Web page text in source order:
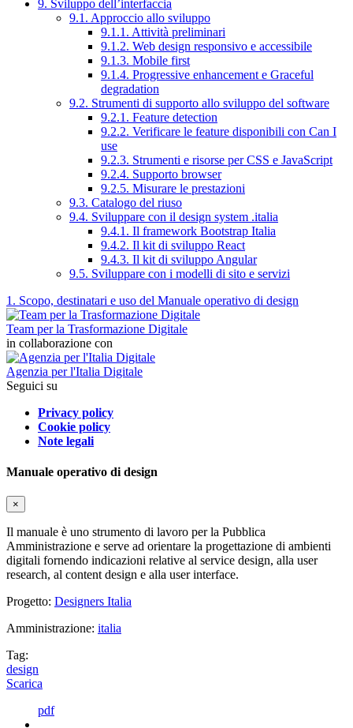
9. Sviluppo dell’interfaccia
9.1. Approccio allo sviluppo
9.1.1. Attività preliminari
9.1.2. Web design responsivo e accessibile
9.1.3. Mobile first
9.1.4. Progressive enhancement e Graceful
degradation
9.2. Strumenti di supporto allo sviluppo del software
9.2.1. Feature detection
9.2.2. Verificare le feature disponibili con Can I
use
9.2.3. Strumenti e risorse per CSS e JavaScript
9.2.4. Supporto browser
9.2.5. Misurare le prestazioni
9.3. Catalogo del riuso
9.4. Sviluppare con il design system .italia
9.4.1. Il framework Bootstrap Italia
9.4.2. Il kit di sviluppo React
9.4.3. Il kit di sviluppo Angular
9.5. Sviluppare con i modelli di sito e servizi
1. Scopo, destinatari e uso del Manuale operativo di design
Team per la Trasformazione Digitale
in collaborazione con
Agenzia per l'Italia Digitale
Seguici su
Privacy policy
Cookie policy
Note legali
Manuale operativo di design
×
Il manuale è uno strumento di lavoro per la Pubblica
Amministrazione e serve ad orientare la progettazione di ambienti
digitali fornendo indicazioni relative al service design, alla user
research, al content design e alla user interface.
Progetto: Designers Italia
Amministrazione: italia
Tag:
design
Scarica
pdf